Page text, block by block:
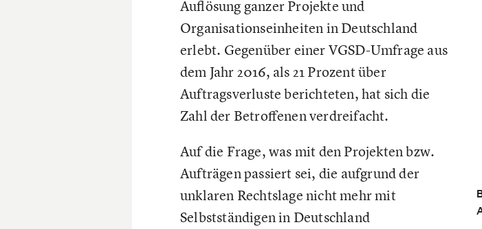
Auflösung ganzer Projekte und
Organisationseinheiten in Deutschland
erlebt. Gegenüber einer VGSD-Umfrage aus
dem Jahr 2016, als 21 Prozent über
Auftragsverluste berichteten, hat sich die
Zahl der Betroffenen verdreifacht.
Auf die Frage, was mit den Projekten bzw.
Aufträgen passiert sei, die aufgrund der
unklaren Rechtslage nicht mehr mit
Selbstständigen in Deutschland